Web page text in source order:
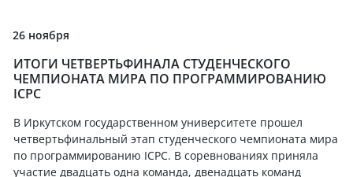
26 ноября
ИТОГИ ЧЕТВЕРТЬФИНАЛА СТУДЕНЧЕСКОГО
ЧЕМПИОНАТА МИРА ПО ПРОГРАММИРОВАНИЮ
ICPC
В Иркутском государственном университете прошел
четвертьфинальный этап студенческого чемпионата мира
по программированию ICPC. В соревнованиях приняла
участие двадцать одна команда, двенадцать команд